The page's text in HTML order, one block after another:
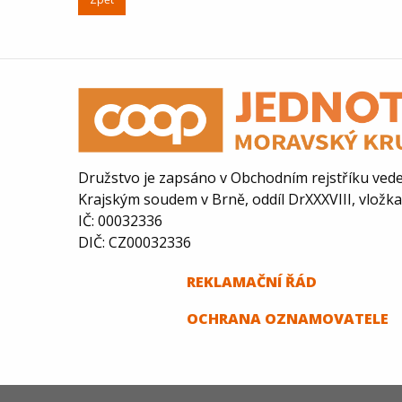
Družstvo je zapsáno v Obchodním rejstříku
Krajským soudem v Brně, oddíl DrXXXVIII,
IČ: 00032336
DIČ: CZ00032336
REKLAMAČNÍ ŘÁD
OCHRANA OZNAMOVATELE